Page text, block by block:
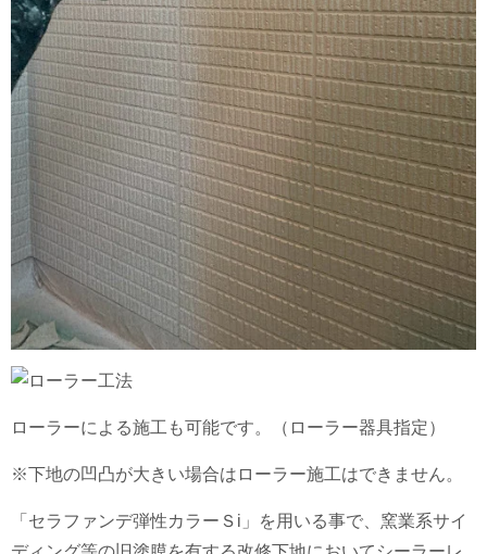
ローラーによる施工も可能です。（ローラー器具指定）
※下地の凹凸が大きい場合はローラー施工はできません。
「セラファンデ弾性カラーＳi」を用いる事で、窯業系サイ